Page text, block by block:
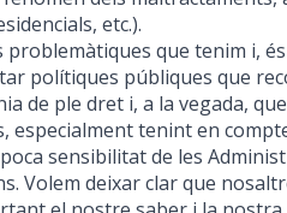
etc.).
problemàtiques que tenim i,
polítiques públiques que
de ple dret i, a la vegada,
especialment tenint en
sensibilitat de les
Volem deixar clar que